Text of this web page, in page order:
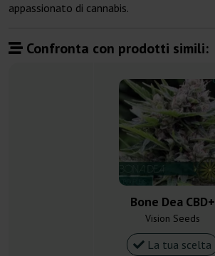
appassionato di cannabis.
Confronta con prodotti simili:
Bone Dea CBD+
Vision Seeds
La tua scelta